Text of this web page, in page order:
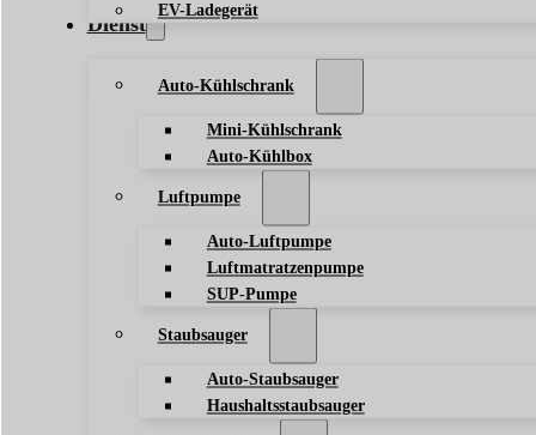
EV-Ladegerät
Dienst
Auto-Kühlschrank
Mini-Kühlschrank
Auto-Kühlbox
Luftpumpe
Auto-Luftpumpe
Luftmatratzenpumpe
SUP-Pumpe
Staubsauger
Auto-Staubsauger
Haushaltsstaubsauger